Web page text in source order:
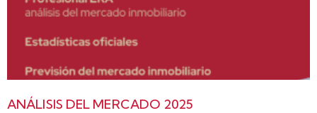
ANÁLISIS DEL MERCADO 2025